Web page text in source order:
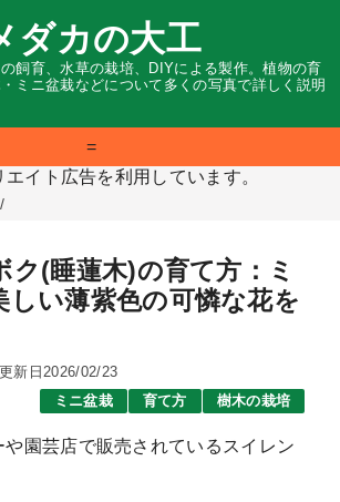
ダカの大工
飼育、水草の栽培、DIYによる製作。植物の育
ミニ盆栽などについて多くの写真で詳しく説明
=
イト広告を利用しています。
/
ク(睡蓮木)の育て方：ミ
しい薄紫色の可憐な花を
新日2026/02/23
ミニ盆栽
育て方 樹木の栽培
や園芸店で販売されているスイレン